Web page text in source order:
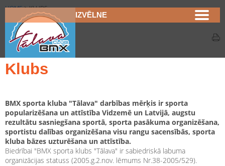
IZVĒLNE
HOME>KLUBS
Klubs
Klubs
BMX sporta kluba "Tālava" darbības mērķis ir sporta
popularizēšana un attīstība Vidzemē un Latvijā, augstu
rezultātu sasniegšana sportā, sporta pasākuma organizēšana,
sportistu dalības organizēšana visu rangu sacensībās, sporta
kluba bāzes uzturēšana un attīstība.
Biedrībai "BMX sporta klubs "Tālava" ir sabiedriskā labuma
organizācijas statuss (2005.g.2.nov. lēmums Nr.38-2005/529).